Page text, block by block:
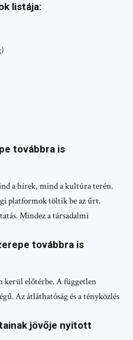
listája:
továbbra is
a hírek, mind a kultúra terén.
platformok töltik be az űrt.
Mindez a társadalmi
továbbra is
kerül előtérbe. A független
Az átláthatóság és a tényközlés
jövője nyitott